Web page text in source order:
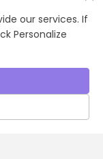
our services. If
Personalize